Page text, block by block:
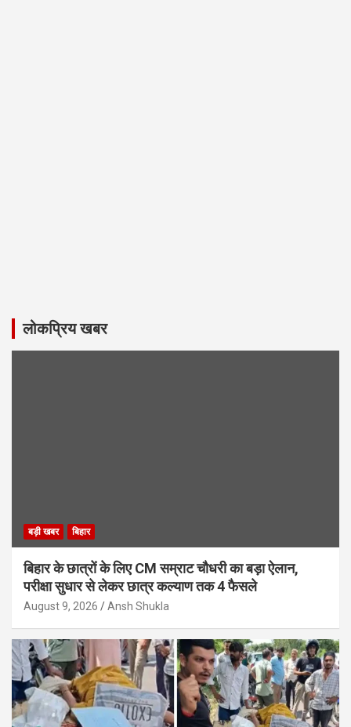
लोकप्रिय खबर
बड़ी खबर बिहार
बिहार के छात्रों के लिए CM सम्राट चौधरी का बड़ा ऐलान,
परीक्षा सुधार से लेकर छात्र कल्याण तक 4 फैसले
August 9, 2026 Ansh Shukla